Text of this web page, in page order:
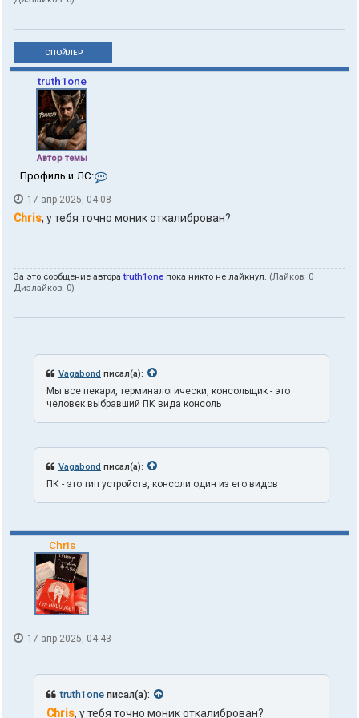
СПОЙЛЕР
truth1one
Автор темы
Профиль и ЛС:
н
т
п
ь
в
т
е
л
r
t
h
e
17 апр 2025, 04:08
Chris, у тебя точно моник откалиброван?
За это сообщение автораtruth1one пока никто не лайкнул. (Лайков: 0 ·
Дизлайков: 0)
Vagabond писал(а):
Мы все пекари, терминалогически, консольщик - это
человек выбравший ПК вида консоль
Vagabond писал(а):
ПК - это тип устройств, консоли один из его видов
Chris
17 апр 2025, 04:43
truth1one писал(а):
Chris, у тебя точно моник откалиброван?